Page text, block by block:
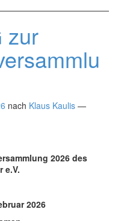
zur
nach Klaus Kaulis —
2026 des
e.V.
2026